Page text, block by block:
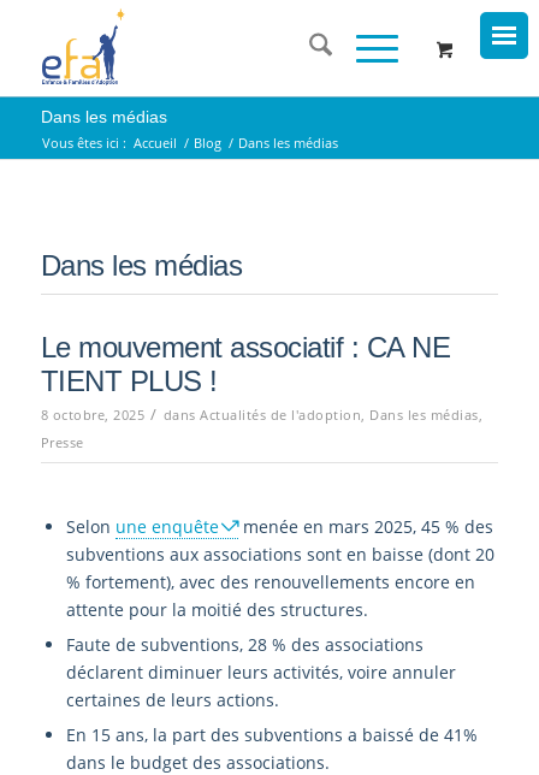
Dans les médias
Vous êtes ici : Accueil / Blog / Dans les médias
Dans les médias
Le mouvement associatif : CA NE
TIENT PLUS !
8 octobre, 2025 / dansActualités de l'adoption, Dans les médias,
Presse
Selon une enquête
menée en mars 2025, 45 % des
subventions aux associations sont en baisse (dont 20
% fortement), avec des renouvellements encore en
attente pour la moitié des structures.
Faute de subventions, 28 % des associations
déclarent diminuer leurs activités, voire annuler
certaines de leurs actions.
En 15 ans, la part des subventions a baissé de 41%
dans le budget des associations.